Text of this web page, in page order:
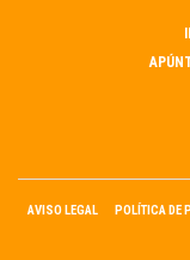
AVISO LEGAL POLÍTICA DE